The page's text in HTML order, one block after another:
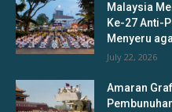
Malaysia
Ke-27 Anti-
Menyeru
July 22, 2026
Amaran